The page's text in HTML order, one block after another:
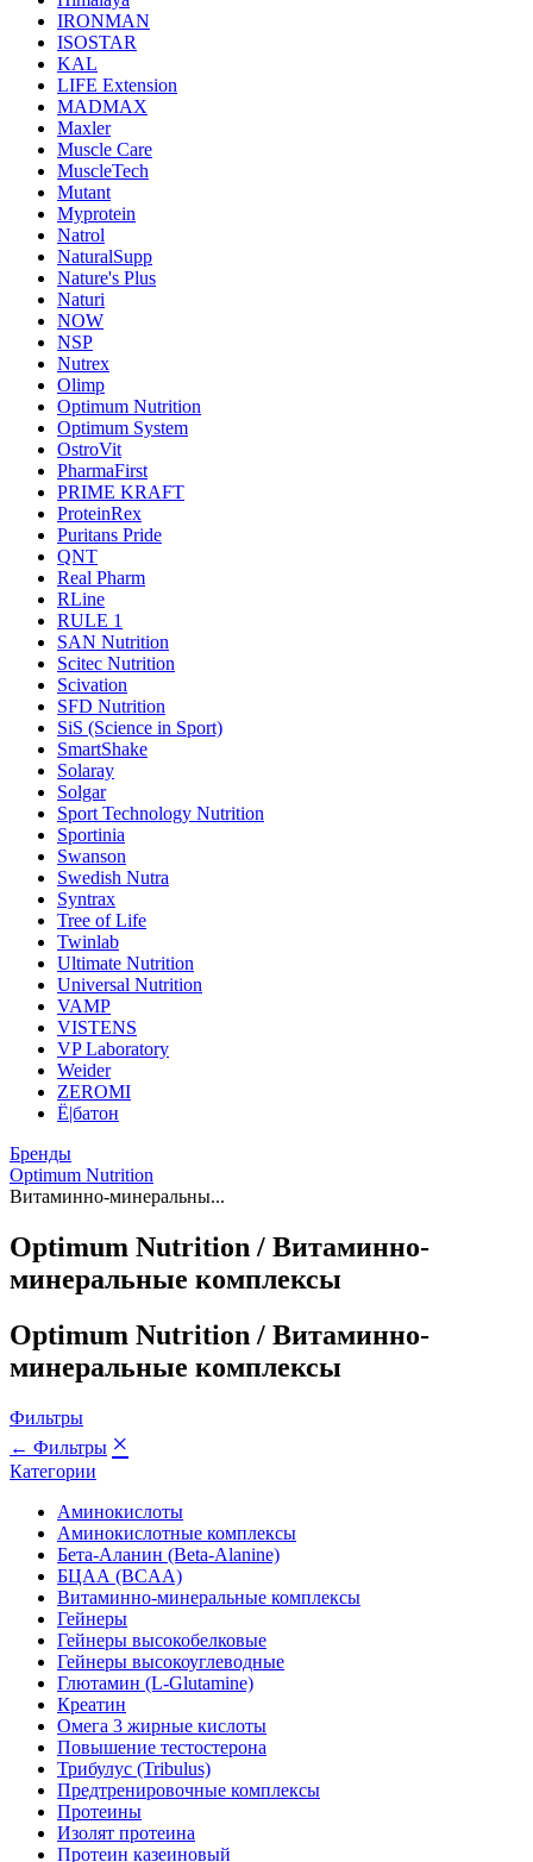
IRONMAN
ISOSTAR
KAL
LIFE Extension
MADMAX
Maxler
Muscle Care
MuscleTech
Mutant
Myprotein
Natrol
NaturalSupp
Nature's Plus
Naturi
NOW
NSP
Nutrex
Olimp
Optimum Nutrition
Optimum System
OstroVit
PharmaFirst
PRIME KRAFT
ProteinRex
Puritans Pride
QNT
Real Pharm
RLine
RULE 1
SAN Nutrition
Scitec Nutrition
Scivation
SFD Nutrition
SiS (Science in Sport)
SmartShake
Solaray
Solgar
Sport Technology Nutrition
Sportinia
Swanson
Swedish Nutra
Syntrax
Tree of Life
Twinlab
Ultimate Nutrition
Universal Nutrition
VAMP
VISTENS
VP Laboratory
Weider
ZEROMI
Ё|батон
Бренды
Optimum Nutrition
Витаминно-минеральны...
Optimum Nutrition / Витаминно-
минеральные комплексы
Optimum Nutrition / Витаминно-
минеральные комплексы
Фильтры
← Фильтры ×
Категории
Аминокислоты
Аминокислотные комплексы
Бета-Аланин (Beta-Alanine)
БЦАА (BCAA)
Витаминно-минеральные комплексы
Гейнеры
Гейнеры высокобелковые
Гейнеры высокоуглеводные
Глютамин (L-Glutamine)
Креатин
Омега 3 жирные кислоты
Повышение тестостерона
Трибулус (Tribulus)
Предтренировочные комплексы
Протеины
Изолят протеина
Протеин казеиновый